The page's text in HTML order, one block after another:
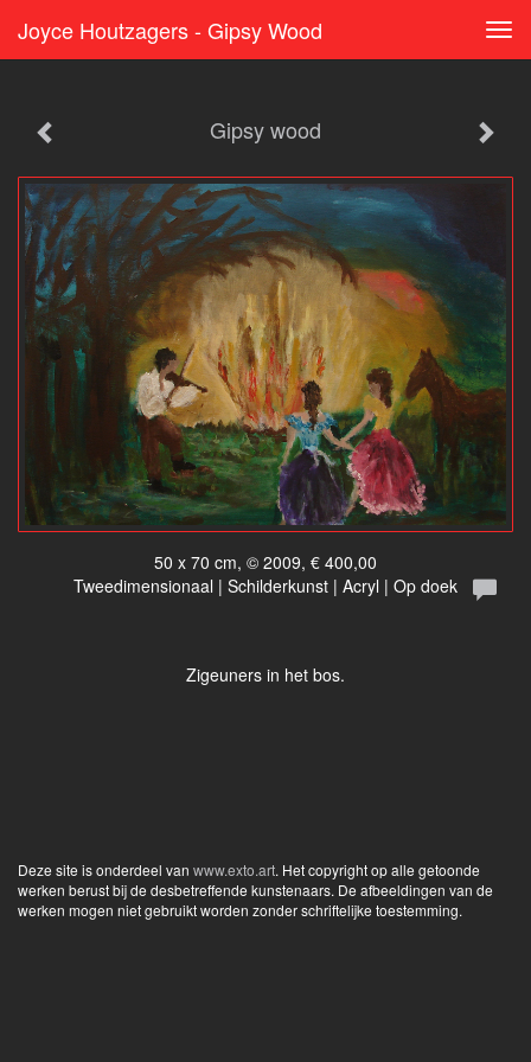
Joyce Houtzagers - Gipsy Wood
Gipsy wood
50 x 70 cm, © 2009, € 400,00
Tweedimensionaal | Schilderkunst | Acryl | Op doek
Zigeuners in het bos.
Deze site is onderdeel van www.exto.art. Het copyright op alle getoonde
werken berust bij de desbetreffende kunstenaars. De afbeeldingen van de
werken mogen niet gebruikt worden zonder schriftelijke toestemming.